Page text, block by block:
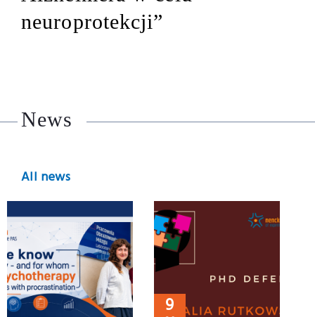
neuroprotekcji”
News
All news
9